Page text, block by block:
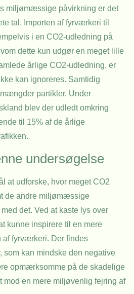
miljømæssige påvirkning er det
tal. Importen af fyrværkeri til
i en CO2-udledning på
dette kun udgør en meget lille
årlige CO2-udledning, er
kan ignoreres. Samtidig
partikler. Under
blev der udledt omkring
til 15% af de årlige
undersøgelse
at udforske, hvor meget CO2
de andre miljømæssige
det. Ved at kaste lys over
kunne inspirere til en mere
af fyrværkeri. Der findes
som kan mindske den negative
opmærksomme på de skadelige
mod en mere miljøvenlig fejring af